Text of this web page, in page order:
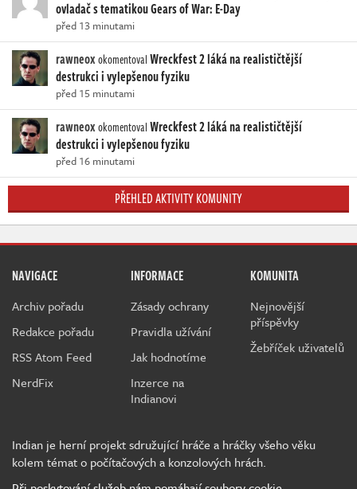
ovladač s tematikou Gears of War: E-Day
před 13 minutami
rawneoxokomentovalWreckfest 2 láká na realističtější
destrukci i vylepšenou fyziku
před 15 minutami
rawneoxokomentovalWreckfest 2 láká na realističtější
destrukci i vylepšenou fyziku
před 16 minutami
PŘEHLED AKTIVITY KOMUNITY
NAVIGACE
Archiv pořadu
Redakce pořadu
RSS Atom Feed
NerdFix
INFORMACE
Zásady ochrany
Pravidla užívání
Jak hodnotíme
Inzerce na
Indianovi
KOMUNITA
Nejnovější
příspěvky
Žebříček uživatelů
Indian je herní projekt sdružující hráče a hráčky všeho věku
kolem témat o počítačových a konzolových hrách.